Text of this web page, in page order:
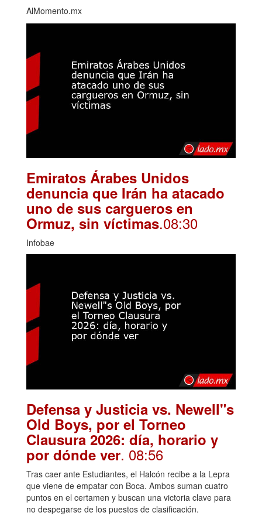
AlMomento.mx
Emiratos Árabes Unidos
denuncia que Irán ha atacado
uno de sus cargueros en
Ormuz, sin víctimas.08:30
Infobae
Defensa y Justicia vs. Newell"s
Old Boys, por el Torneo
Clausura 2026: día, horario y
por dónde ver. 08:56
Tras caer ante Estudiantes, el Halcón recibe a la Lepra
que viene de empatar con Boca. Ambos suman cuatro
puntos en el certamen y buscan una victoria clave para
no despegarse de los puestos de clasificación.